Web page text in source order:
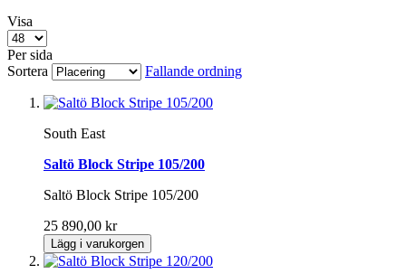
Visa
Per sida
Sortera
Fallande ordning
South East
Saltö Block Stripe 105/200
Saltö Block Stripe 105/200
25 890,00 kr
Lägg i varukorgen